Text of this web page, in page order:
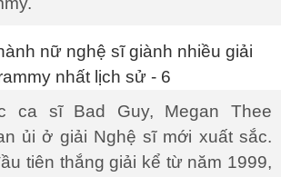
ca sĩ Bad Guy, Megan Thee
ủi ở giải Nghệ sĩ mới xuất sắc.
tiên thắng giải kể từ năm 1999,